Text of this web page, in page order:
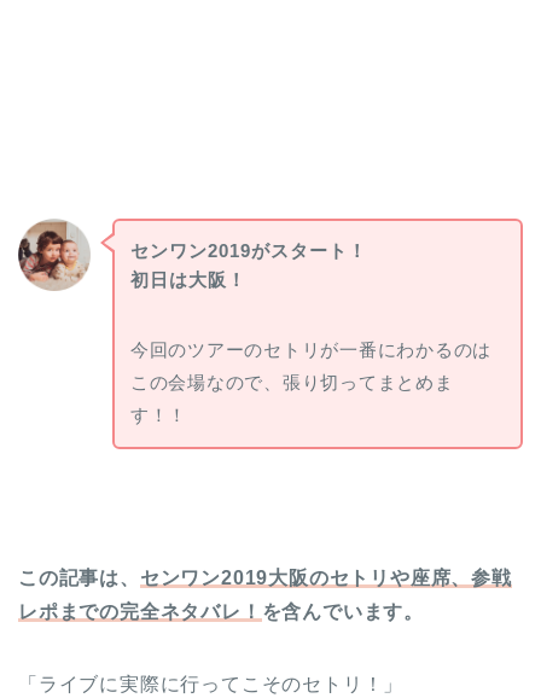
センワン2019がスタート！
初日は大阪！
今回のツアーのセトリが一番にわかるのは
この会場なので、張り切ってまとめま
す！！
この記事は、 センワン2019大阪のセトリや座席、参戦
レポまでの完全ネタバレ！ を含んでいます。
「ライブに実際に行ってこそのセトリ！」